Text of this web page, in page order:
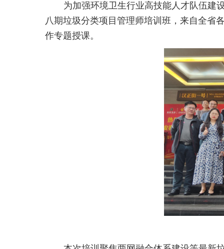
为加强环境卫生行业高技能人才队伍建
八期垃圾分类项目管理师培训班，来自全省
作专题授课。